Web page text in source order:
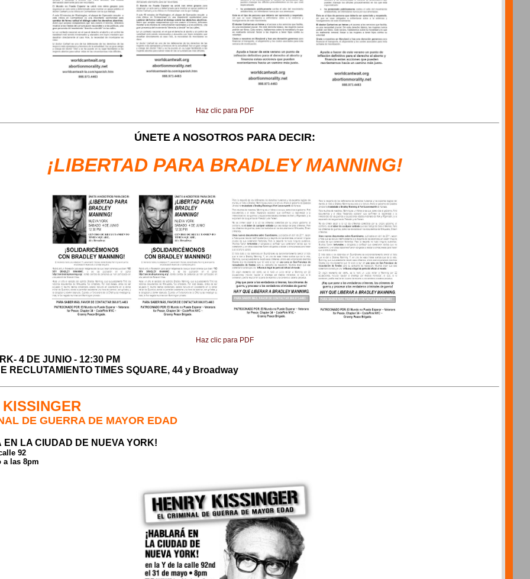
Haz clic para PDF
ÚNETE A NOSOTROS PARA DECIR:
¡LIBERTAD PARA BRADLEY MANNING!
Haz clic para PDF
4 DE JUNIO - 12:30 PM
RECLUTAMIENTO TIMES SQUARE, 44 y Broadway
DE GUERRA DE MAYOR EDAD
EN LA CIUDAD DE NUEVA YORK!
92
a las 8pm